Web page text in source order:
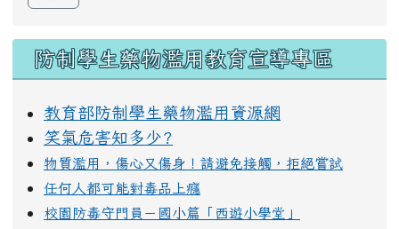
防制學生藥物濫用教育宣導專區
教育部防制學生藥物濫用資源網
笑氣危害知多少?
物質濫用，傷心又傷身！請避免接觸，拒絕嘗試
任何人都可能對毒品上癮
校園防毒守門員－國小篇「西遊小學堂」